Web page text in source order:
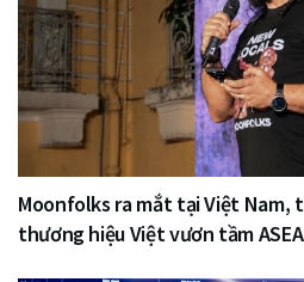
Moonfolks ra mắt tại Việt Nam,
thương hiệu Việt vươn tầm